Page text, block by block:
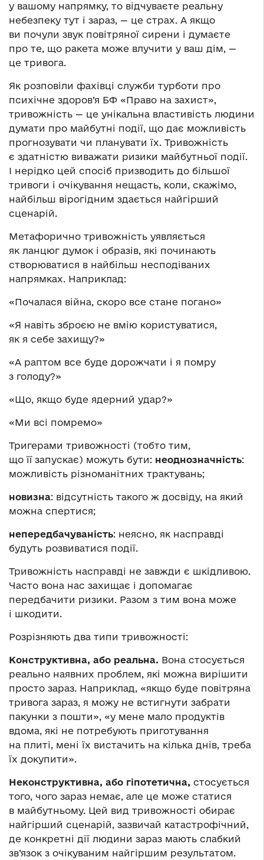
у вашому напрямку, то відчуваєте реальну
небезпеку тут і зараз, — це страх. А якщо
ви почули звук повітряної сирени і думаєте
про те, що ракета може влучити у ваш дім, —
це тривога.
Як розповіли фахівці служби турботи про
психічне здоров’я БФ «Право на захист»,
тривожність — це унікальна властивість людини
думати про майбутні події, що дає можливість
прогнозувати чи планувати їх. Тривожність
є здатністю виважати ризики майбутньої події.
І нерідко цей спосіб призводить до більшої
тривоги і очікування нещасть, коли, скажімо,
найбільш вірогідним здається найгірший
сценарій.
Метафорично тривожність уявляється
як ланцюг думок і образів, які починають
створюватися в найбільш несподіваних
напрямках. Наприклад:
«Почалася війна, скоро все стане погано»
«Я навіть зброєю не вмію користуватися,
як я себе захищу?»
«А раптом все буде дорожчати і я помру
з голоду?»
«Що, якщо буде ядерний удар?»
«Ми всі помремо»
Тригерами тривожності (тобто тим,
що її запускає) можуть бути: неоднозначність:
можливість різноманітних трактувань;
новизна: відсутність такого ж досвіду, на який
можна спертися;
непередбачуваність: неясно, як насправді
будуть розвиватися події.
Тривожність насправді не завжди є шкідливою.
Часто вона нас захищає і допомагає
передбачити ризики. Разом з тим вона може
і шкодити.
Розрізняють два типи тривожності:
Конструктивна, або реальна. Вона стосується
реально наявних проблем, які можна вирішити
просто зараз. Наприклад, «якщо буде повітряна
тривога зараз, я можу не встигнути забрати
пакунки з пошти», «у мене мало продуктів
вдома, які не потребують приготування
на плиті, мені їх вистачить на кілька днів, треба
їх докупити».
Неконструктивна, або гіпотетична, стосується
того, чого зараз немає, але це може статися
в майбутньому. Цей вид тривожності обирає
найгірший сценарій, зазвичай катастрофічний,
де конкретні дії людини зараз мають слабкий
зв’язок з очікуваним найгіршим результатом.